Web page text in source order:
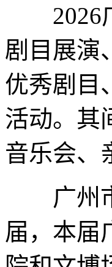
2026广
剧目展演
优秀剧目
活动。其
音乐会、
广州市
届，本届